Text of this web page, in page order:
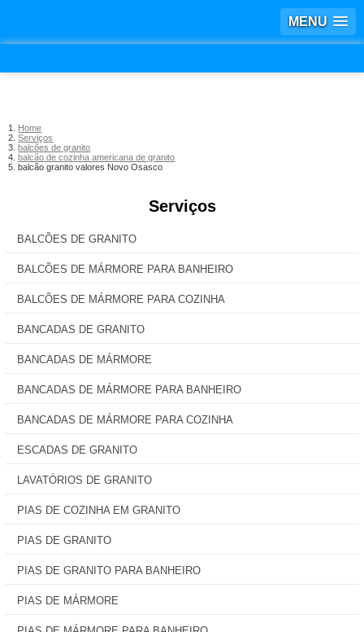
MENU
Home
Serviços
balcões de granito
balcão de cozinha americana de granito
balcão granito valores Novo Osasco
Serviços
BALCÕES DE GRANITO
BALCÕES DE MÁRMORE PARA BANHEIRO
BALCÕES DE MÁRMORE PARA COZINHA
BANCADAS DE GRANITO
BANCADAS DE MÁRMORE
BANCADAS DE MÁRMORE PARA BANHEIRO
BANCADAS DE MÁRMORE PARA COZINHA
ESCADAS DE GRANITO
LAVATÓRIOS DE GRANITO
PIAS DE COZINHA EM GRANITO
PIAS DE GRANITO
PIAS DE GRANITO PARA BANHEIRO
PIAS DE MÁRMORE